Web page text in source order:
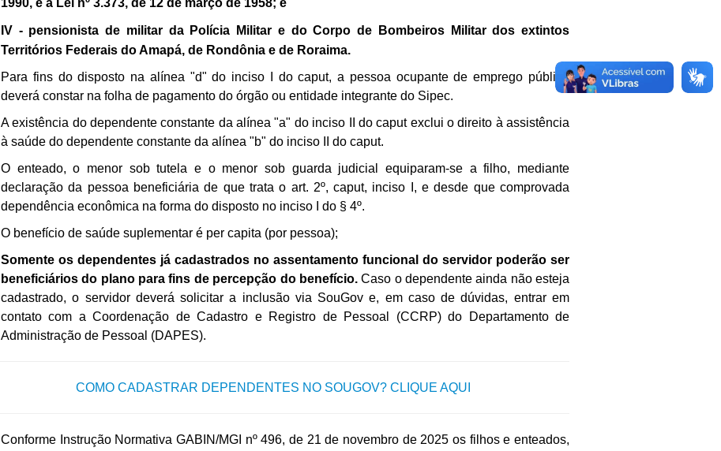
1990, e a Lei nº 3.373, de 12 de março de 1958; e
IV - pensionista de militar da Polícia Militar e do Corpo de Bombeiros Militar dos extintos
Territórios Federais do Amapá, de Rondônia e de Roraima.
Para fins do disposto na alínea "d" do inciso I do caput, a pessoa ocupante de emprego público
deverá constar na folha de pagamento do órgão ou entidade integrante do Sipec.
A existência do dependente constante da alínea "a" do inciso II do caput exclui o direito à assistência
à saúde do dependente constante da alínea "b" do inciso II do caput.
O enteado, o menor sob tutela e o menor sob guarda judicial equiparam-se a filho, mediante
declaração da pessoa beneficiária de que trata o art. 2º, caput, inciso I, e desde que comprovada
dependência econômica na forma do disposto no inciso I do § 4º.
O benefício de saúde suplementar é per capita (por pessoa);
Somente os dependentes já cadastrados no assentamento funcional do servidor poderão ser
beneficiários do plano para fins de percepção do benefício.Caso o dependente ainda não esteja
cadastrado, o servidor deverá solicitar a inclusão via SouGov e, em caso de dúvidas, entrar em
contato com a Coordenação de Cadastro e Registro de Pessoal (CCRP) do Departamento de
Administração de Pessoal (DAPES).
COMO CADASTRAR DEPENDENTES NO SOUGOV? CLIQUE AQUI
Conforme I nstrução Normativa GABIN/MGI nº 496, de 21 de novembro de 2025 os filhos e enteados,